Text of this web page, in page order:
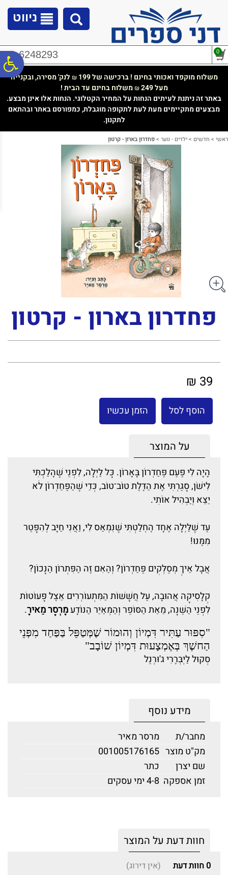
נגישות
ניווט
02-6248293 0
משלוח מוקפד ואכותי בחינם ! ברכישה של 199 ₪ לנק' מסירה, ובקנייה
מעל 249
₪משלוח בחינם עד הבית !
באתר זה ניתנת לעיתים הנחות על המחיר הקטלוגי. הנחות אלו אינן מבצע.
מבצעים מתקיימים מעת לעת לתקופה מוגבלת, כמפורסם באתר ובהתאם
לתקנון.
ראשי > חדשים >ילדים - נוער >פחדרון בארון - קרטון
פחדרון בארון - קרטון
39 ₪
הוסף לסל הזמן עכשיו
על המוצר
הָיָה לִי פַּעַם פַּחַדְרוֹן בָּאָרוֹן. כָּל לַיְלָה, לִפְנֵי שֶׁהָלַכְתִּי
לִישֹׁן, סָגַרְתִּי אֶת הַדֶּלֶת טוֹב־טוֹב, כְּדֵי שֶׁהַפַּחַדְרוֹן לֹא
יֵצֵא וְיַבְהִיל אוֹתִי.
עַד שֶׁלַּיְלָה אֶחָד הֶחְלַטְתִּי שֶׁנִּמְאַס לִי, וַאֲנִי חַיָּב לְהִפָּטֵר
מִמֶּנּוּ!
אֲבָל אֵיךְ מְסַלְּקִים פַּחַדְרוֹן? וְהַאִם זֶה הַפִּתְרוֹן הַנָּכוֹן?
קְלָסִיקָה אֲהוּבָה, עַל חֲשָׁשׁוֹת הַמִּתְעוֹרְרִים אֵצֶל פָּעוֹטוֹת
לִפְנֵי הַשֵּׁנָה, מֵאֵת הַסּוֹפֵר וְהַמְּאַיֵּר הַנּוֹדָעמֶרְסֶר מַאירֶ.
"סִפּוּר עַתִּיר דִּמְיוֹן וְהוּמוֹר שֶׁמְּטַפֵּל בַּפַּחַד מִפְּנֵי
הַחשֶׁךְ בְּאֶמְצָעוּת דִּמְיוֹן שׁוֹבָב"
סְקוּל לַיְבְּרֶרִי ג'וּרְנַל
מידע נוסף
מחבר/ת
מרסר מאיר
מק"ט מוצר 001005176165
שם יצרן
כתר
זמן אספקה 4-8 ימי עסקים
חוות דעת על המוצר
0 חוות דעת (אין דירוג)